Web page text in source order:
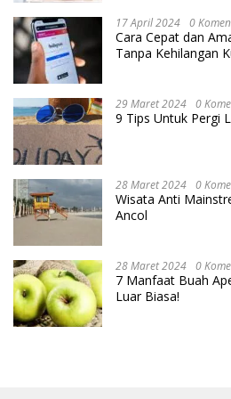
17 April 2024 0
Cara Cepat dan
Tanpa Kehilangan
29 Maret 2024 0
9 Tips Untuk Pergi
28 Maret 2024 0
Wisata Anti
Ancol
28 Maret 2024 0
7 Manfaat Buah
Luar Biasa!